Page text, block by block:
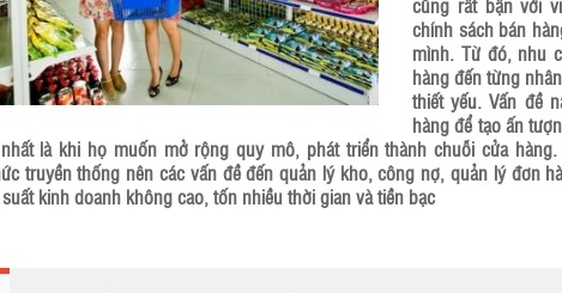
chính sách bán
mình. Từ đó, nhu
hàng đến từng
thiết yếu. Vấn đề
hàng để tạo ấn
là khi họ muốn mở rộng quy mô, phát triển thành chuỗi cửa
truyền thống nên các vấn đề đến quản lý kho, công nợ, quản lý đơn
kinh doanh không cao, tốn nhiều thời gian và tiền bạc